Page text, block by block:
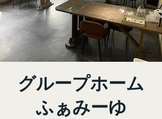
グループホーム
​ふぁみーゆ